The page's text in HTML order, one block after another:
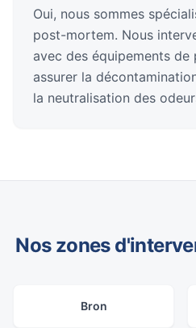
Oui, nous sommes
post-mortem. Nous
avec des équipements
assurer la
la neutralisation des
Nos zones
Bron